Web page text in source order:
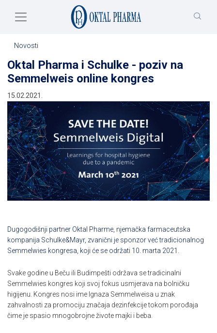
Novosti
Oktal Pharma i Schulke - poziv na
Semmelweis online kongres
15.02.2021.
Dugogodišnji partner Oktal Pharme, njemačka farmaceutska
kompanija Schulke&Mayr, zvanični je sponzor već tradicionalnog
Semmelwies kongresa, koji će se održati 10. marta 2021.
Svake godine u Beču ili Budimpešti održava se tradicinalni
Semmelwies kongres koji svoj fokus usmjerava na bolničku
higijenu. Kongres nosi ime Ignaza Semmelweisa u znak
zahvalnosti za promociju značaja dezinfekcije tokom porođaja
čime je spasio mnogobrojne živote majki i beba.